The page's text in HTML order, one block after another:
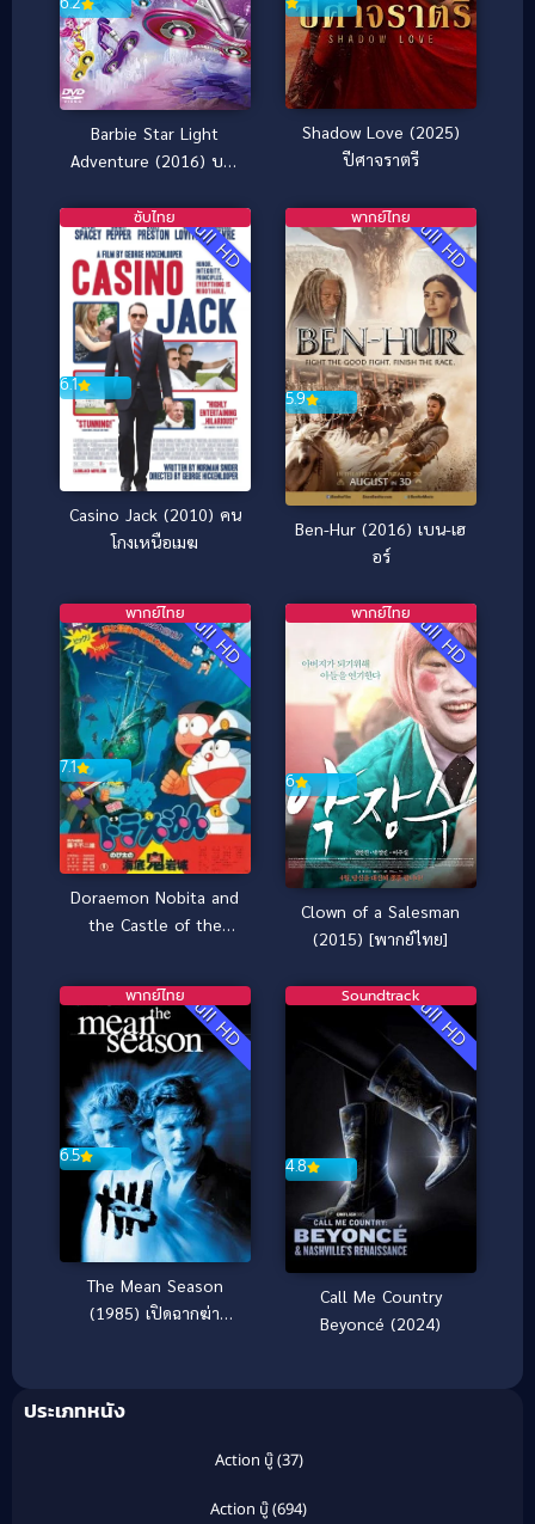
Barbie Star Light
Adventure (2016) บาร์
Shadow Love (2025)
ปีศาจราตรี
Full HD
6.1
ซับไทย
Casino Jack (2010) คน
โกงเหนือเมฆ
Full HD
5.9
พากย์ไทย
Ben-Hur (2016) เบน-เฮ
อร์
Full HD
7.1
พากย์ไทย
Doraemon Nobita and
the Castle of the
Full HD
6
พากย์ไทย
Clown of a Salesman
(2015) [พากย์ไทย]
Full HD
6.5
พากย์ไทย
The Mean Season
(1985) เปิดฉากฆ่า
Full HD
4.8
Soundtrack
Call Me Country
Beyoncé (2024)
ประเภทหนัง
Action บู๊(37)
Action บู๊(694)